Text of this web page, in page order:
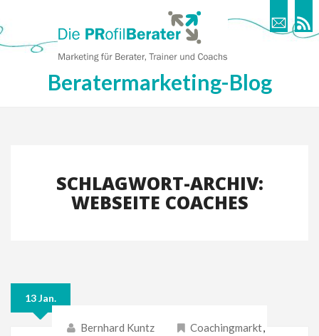
Beratermarketing-Blog
SCHLAGWORT-ARCHIV:
WEBSEITE COACHES
13 Jan.
Bernhard Kuntz Coachingmarkt,